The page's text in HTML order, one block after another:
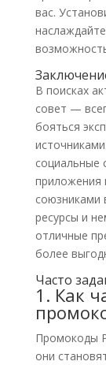
вас.
В поисках
совет —
бояться
социальные
приложения
союзниками
ресурсы и
отличные
более
Часто
1. Как
Промокоды
они